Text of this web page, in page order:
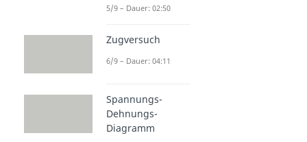
5/9 – Dauer: 02:50
Zugversuch
6/9 – Dauer: 04:11
Spannungs-
Dehnungs-
Diagramm